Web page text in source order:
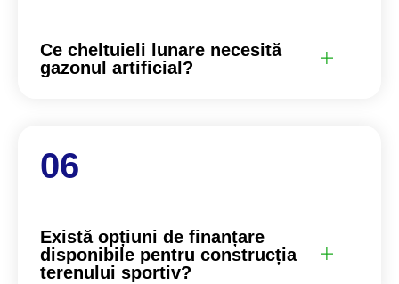
Ce cheltuieli lunare necesită
gazonul artificial?
Există opțiuni de finanțare
disponibile pentru construcția
terenului sportiv?